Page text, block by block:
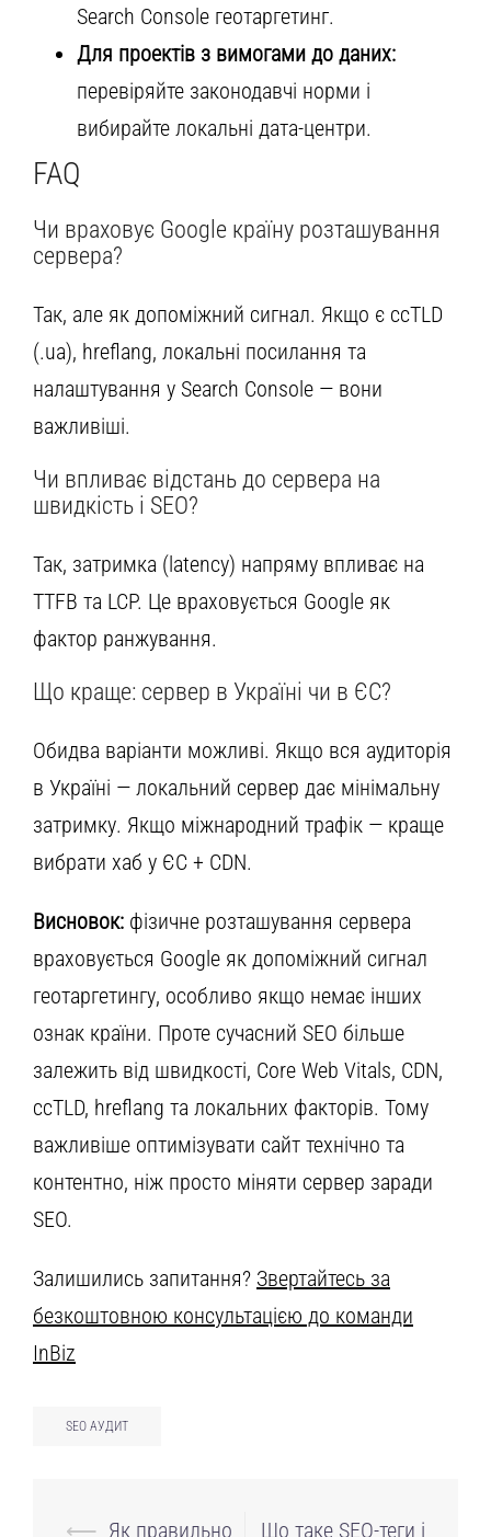
Search Console геотаргетинг.
Для проектів з вимогами до даних:
перевіряйте законодавчі норми і
вибирайте локальні дата-центри.
FAQ
Чи враховує Google країну розташування
сервера?
Так, але як допоміжний сигнал. Якщо є ccTLD
(.ua), hreflang, локальні посилання та
налаштування у Search Console — вони
важливіші.
Чи впливає відстань до сервера на
швидкість і SEO?
Так, затримка (latency) напряму впливає на
TTFB та LCP. Це враховується Google як
фактор ранжування.
Що краще: сервер в Україні чи в ЄС?
Обидва варіанти можливі. Якщо вся аудиторія
в Україні — локальний сервер дає мінімальну
затримку. Якщо міжнародний трафік — краще
вибрати хаб у ЄС + CDN.
Висновок: фізичне розташування сервера
враховується Google як допоміжний сигнал
геотаргетингу, особливо якщо немає інших
ознак країни. Проте сучасний SEO більше
залежить від швидкості, Core Web Vitals, CDN,
ccTLD, hreflang та локальних факторів. Тому
важливіше оптимізувати сайт технічно та
контентно, ніж просто міняти сервер заради
SEO.
Залишились запитання? Звертайтесь за
безкоштовною консультацією до команди
InBiz
SEO АУДИТ
Навігація
⟵ Як правильно
Що таке SEO-теги і